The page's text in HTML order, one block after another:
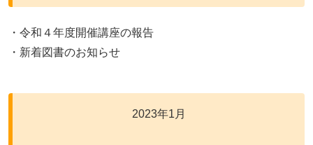
・令和４年度開催講座の報告
・新着図書のお知らせ
2023年1月